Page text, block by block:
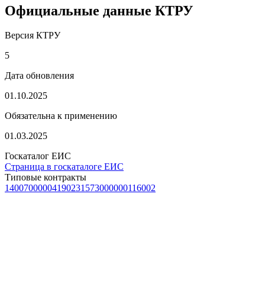
Официальные данные КТРУ
Версия КТРУ
5
Дата обновления
01.10.2025
Обязательна к применению
01.03.2025
Госкаталог ЕИС
Страница в госкаталоге ЕИС
Типовые контракты
14007000004190231573000000116002